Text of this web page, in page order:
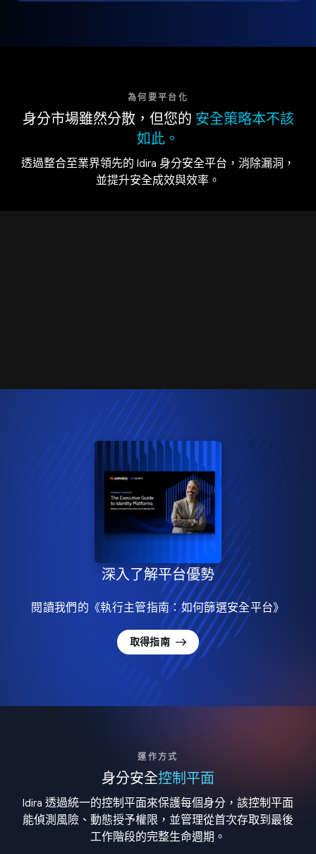
為何要平台化
身分市場雖然分散，但您的 安全策略本不該
如此。
透過整合至業界領先的 Idira 身分安全平台，消除漏洞，
並提升安全成效與效率。
深入了解平台優勢
閱讀我們的《執行主管指南：如何篩選安全平台》
取得指南
運作方式
身分安全控制平面
Idira 透過統一的控制平面來保護每個身分，該控制平面
能偵測風險、動態授予權限，並管理從首次存取到最後
工作階段的完整生命週期。